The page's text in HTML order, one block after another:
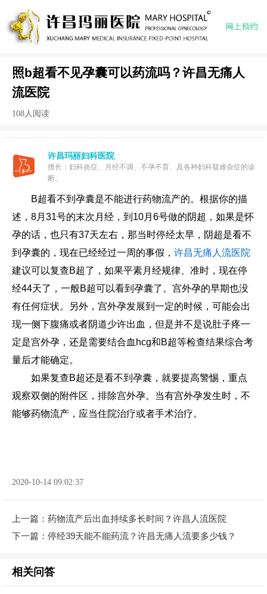
照b超看不见孕囊可以药流吗？许昌无痛人
流医院
108人阅读
许昌玛丽妇科医院
擅长：妇科炎症、月经不调、不孕不育、及各种妇科疑难杂症的诊
断。
B超看不到孕囊是不能进行药物流产的。根据你的描
述，8月31号的末次月经，到10月6号做的阴超，如果是怀
孕的话，也只有37天左右，那当时停经太早，阴超是看不
到孕囊的，现在已经经过一周的事假， 许昌无痛人流医院
建议可以复查B超了，如果平素月经规律、准时，现在停
经44天了，一般B超可以看到孕囊了。宫外孕的早期也没
有任何症状。另外，宫外孕发展到一定的时候，可能会出
现一侧下腹痛或者阴道少许出血，但是并不是说肚子疼一
定是宫外孕，还是需要结合血hcg和B超等检查结果综合考
量后才能确定。
如果复查B超还是看不到孕囊，就要提高警惕，重点
观察双侧的附件区，排除宫外孕。当有宫外孕发生时，不
能够药物流产，应当住院治疗或者手术治疗。
2020-10-14 09:02:37
上一篇： 药物流产后出血持续多长时间？许昌人流医院
下一篇： 停经39天能不能药流？许昌无痛人流要多少钱？
相关问答